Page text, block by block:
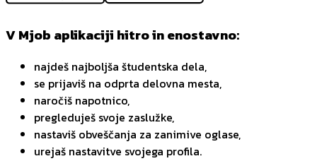
V Mjob aplikaciji hitro in enostavno:
najdeš najboljša študentska dela,
se prijaviš na odprta delovna mesta,
naročiš napotnico,
pregleduješ svoje zaslužke,
nastaviš obveščanja za zanimive oglase,
urejaš nastavitve svojega profila.